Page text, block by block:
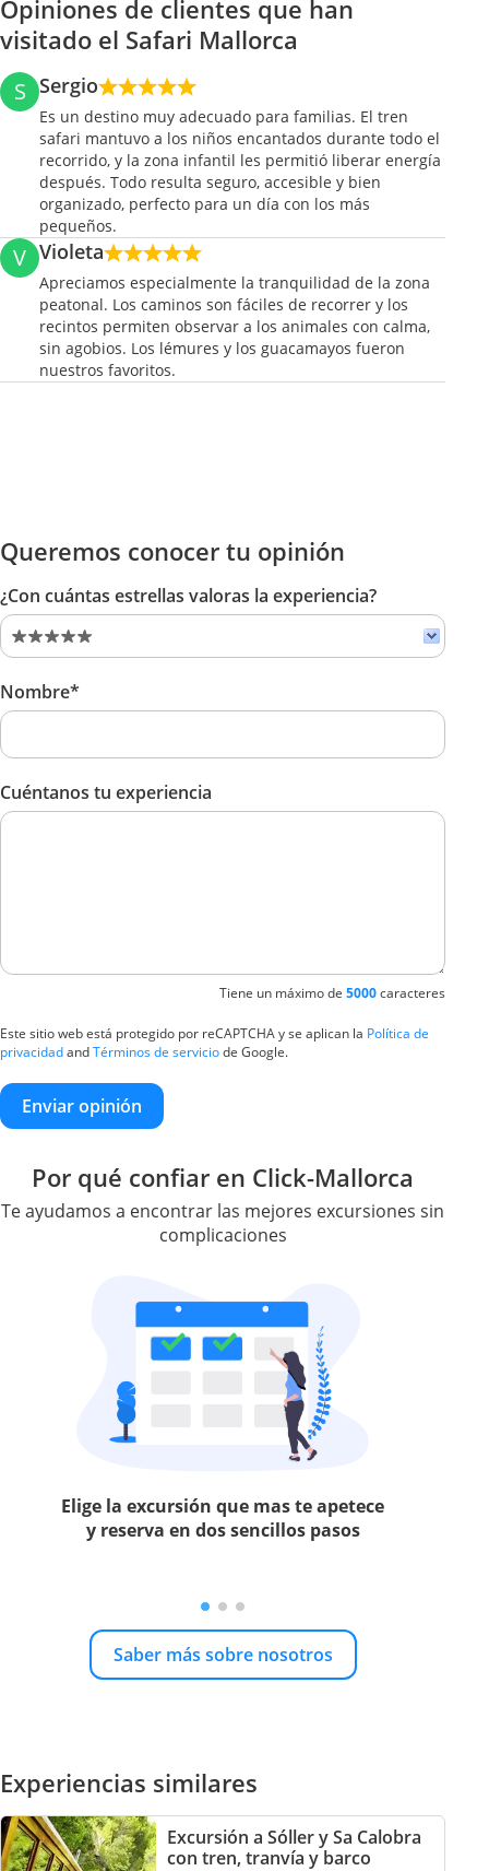
Opiniones de clientes que han
visitado el Safari Mallorca
S Sergio
Es un destino muy adecuado para familias. El tren
safari mantuvo a los niños encantados durante todo el
recorrido, y la zona infantil les permitió liberar energía
después. Todo resulta seguro, accesible y bien
organizado, perfecto para un día con los más
pequeños.
V Violeta
Apreciamos especialmente la tranquilidad de la zona
peatonal. Los caminos son fáciles de recorrer y los
recintos permiten observar a los animales con calma,
sin agobios. Los lémures y los guacamayos fueron
nuestros favoritos.
Queremos conocer tu opinión
¿Con cuántas estrellas valoras la experiencia?
Nombre*
Cuéntanos tu experiencia
Tiene un máximo de 5000caracteres
Este sitio web está protegido por reCAPTCHA y se aplican la Política de
privacidadandTérminos de serviciode Google.
Enviar opinión
Por qué confiar en Click-Mallorca
Te ayudamos a encontrar las mejores excursiones sin
complicaciones
Elige la excursión que mas te apetece
y reserva en dos sencillos pasos
Saber más sobre nosotros
Experiencias similares
Excursión a Sóller y Sa Calobra
con tren, tranvía y barco